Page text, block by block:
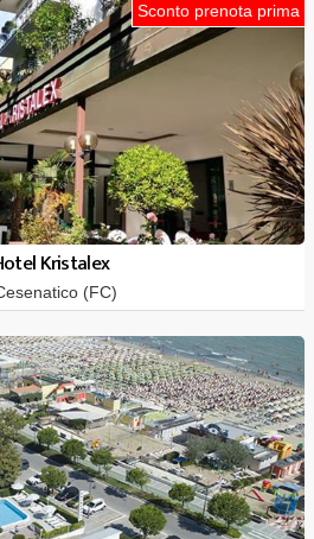
Sconto prenota prima
Kristalex
(FC)